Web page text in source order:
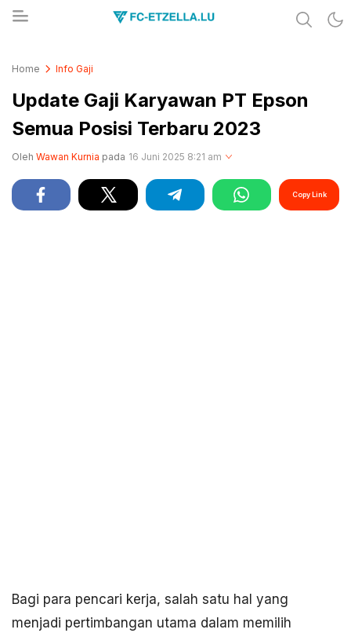
Home Info Gaji
Update Gaji Karyawan PT Epson
Semua Posisi Terbaru 2023
Oleh Wawan Kurnia pada 16 Juni 2025 8:21 am
Copy Link
Bagi para pencari kerja, salah satu hal yang
menjadi pertimbangan utama dalam memilih